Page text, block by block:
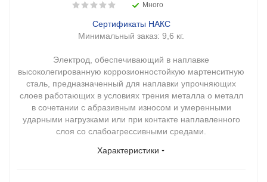
Много
Сертификаты НАКС
Минимальный заказ: 9,6 кг.
Электрод, обеспечивающий в наплавке
высоколегированную коррозионностойкую мартенситную
сталь, предназначенный для наплавки упрочняющих
слоев работающих в условиях трения металла о металл
в сочетании с абразивным износом и умеренными
ударными нагрузками или при контакте наплавленного
слоя со слабоагрессивными средами.
Характеристики